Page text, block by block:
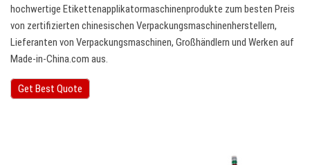
hochwertige Etikettenapplikatormaschinenprodukte zum besten Preis
von zertifizierten chinesischen Verpackungsmaschinenherstellern,
Lieferanten von Verpackungsmaschinen, Großhändlern und Werken auf
Made-in-China.com aus.
Get Best Quote